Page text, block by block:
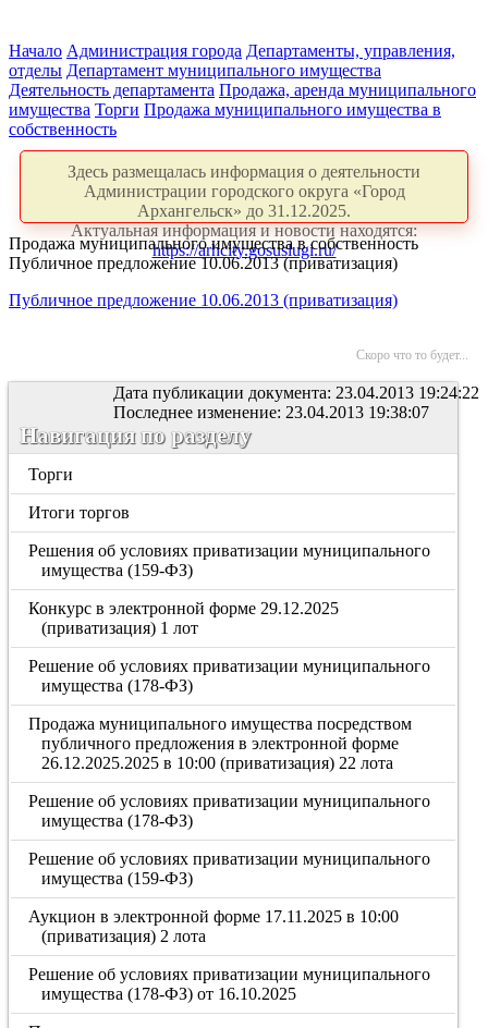
Начало Администрация города Департаменты, управления,
отделы Департамент муниципального имущества
Деятельность департамента Продажа, аренда муниципального
имущества Торги Продажа муниципального имущества в
собственность
Здесь размещалась информация о деятельности
Администрации городского округа «Город
Архангельск» до 31.12.2025.
Актуальная информация и новости находятся:
https://arhcity.gosuslugi.ru/
Продажа муниципального имущества в собственность
Публичное предложение 10.06.2013 (приватизация)
Публичное предложение 10.06.2013 (приватизация)
Скоро что то будет...
Дата публикации документа: 23.04.2013 19:24:22
Последнее изменение: 23.04.2013 19:38:07
Навигация по разделу
Торги
Итоги торгов
Решения об условиях приватизации муниципального
имущества (159-ФЗ)
Конкурс в электронной форме 29.12.2025
(приватизация) 1 лот
Решение об условиях приватизации муниципального
имущества (178-ФЗ)
Продажа муниципального имущества посредством
публичного предложения в электронной форме
26.12.2025.2025 в 10:00 (приватизация) 22 лота
Решение об условиях приватизации муниципального
имущества (178-ФЗ)
Решение об условиях приватизации муниципального
имущества (159-ФЗ)
Аукцион в электронной форме 17.11.2025 в 10:00
(приватизация) 2 лота
Решение об условиях приватизации муниципального
имущества (178-ФЗ) от 16.10.2025